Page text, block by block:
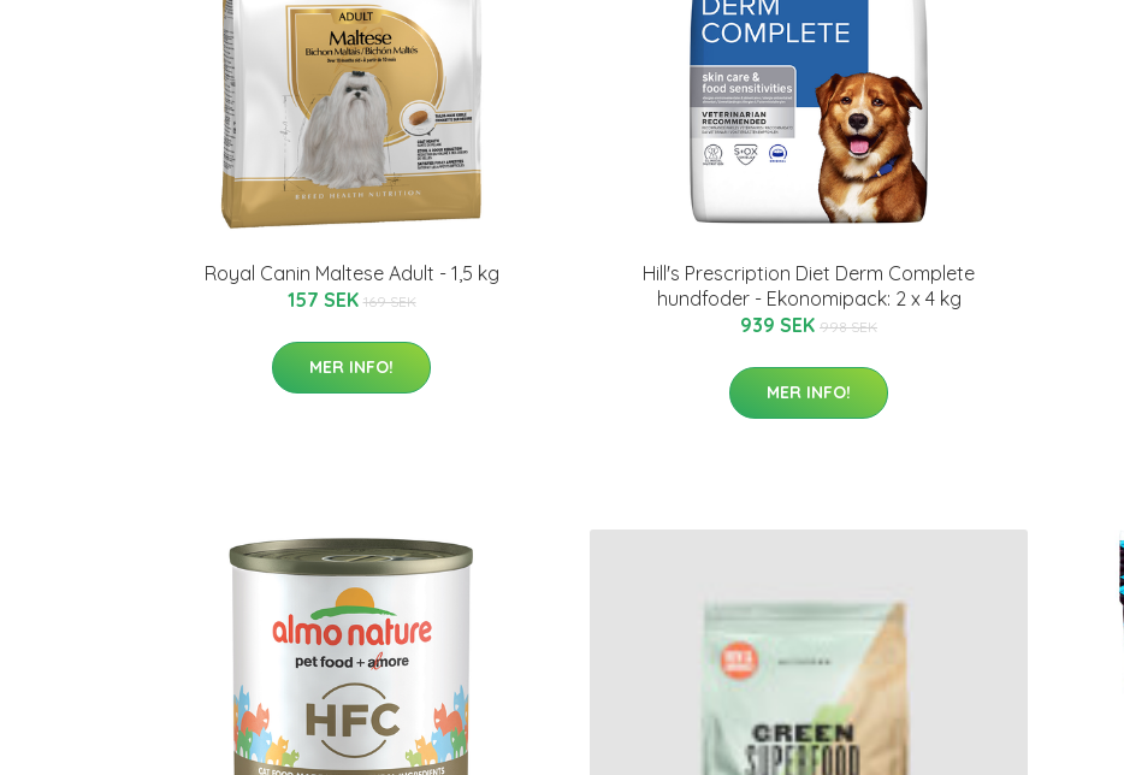
Royal Canin Maltese Adult - 1,5 kg
157 SEK 169 SEK
MER INFO!
Hill's Prescription Diet Derm Complete
hundfoder - Ekonomipack: 2 x 4 kg
939 SEK 998 SEK
MER INFO!